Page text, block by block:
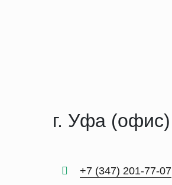
г. Уфа (офис)
+7 (347) 201-77-07